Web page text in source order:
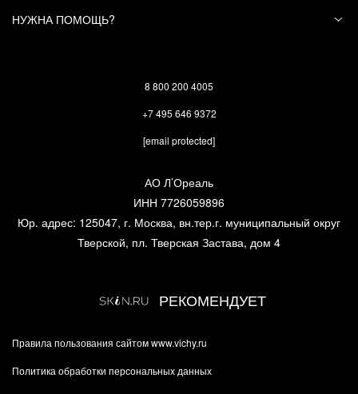
8 800 200 4005
+7 495 646 9372
[email protected]
АО Л’Ореаль
ИНН 7726059896
Юр. адрес: 125047, г. Москва, вн.тер.г. муниципальный округ
Тверской, пл. Тверская Застава, дом 4
РЕКОМЕНДУЕТ
НУЖНА ПОМОЩЬ?
Правила пользования сайтом www.vichy.ru
Политика обработки персональных данных